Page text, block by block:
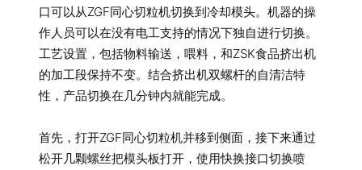
口可以从ZGF同心切粒机切换到冷却模头。机器的操
作人员可以在没有电工支持的情况下独自进行切换。
工艺设置，包括物料输送，喂料，和ZSK食品挤出机
的加工段保持不变。结合挤出机双螺杆的自清洁特
性，产品切换在几分钟内就能完成。
首先，打开ZGF同心切粒机并移到侧面，接下来通过
松开几颗螺丝把模头板打开，使用快换接口切换喷